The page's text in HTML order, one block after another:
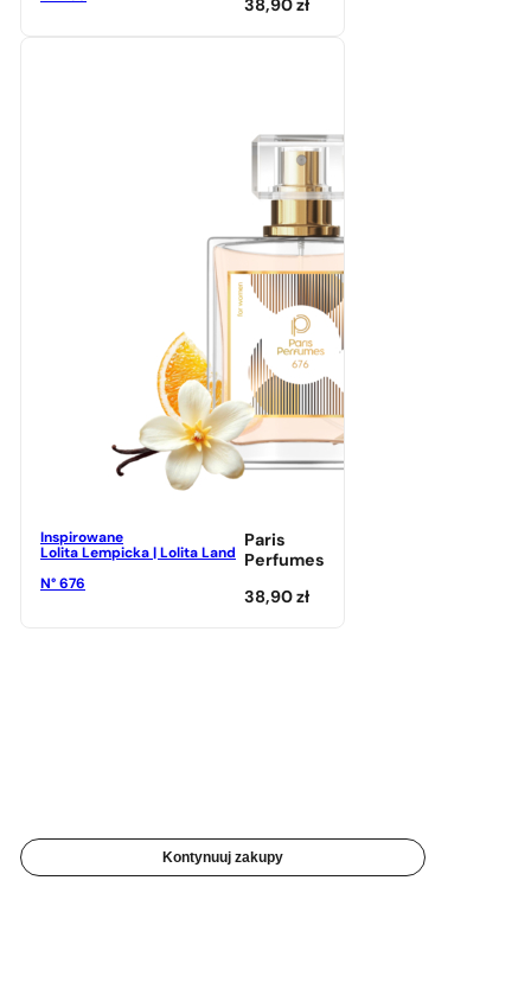
38,90zł
Inspirowane
Lolita Lempicka | Lolita Land
N° 676
Paris
Perfumes
38,90zł
Kontynuuj zakupy